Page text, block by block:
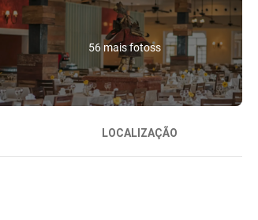
56 mais fotoss
LOCALIZAÇÃO